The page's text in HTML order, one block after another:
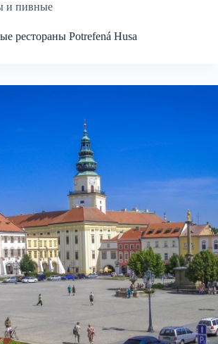
и пивные
рестораны Potrefená Husa